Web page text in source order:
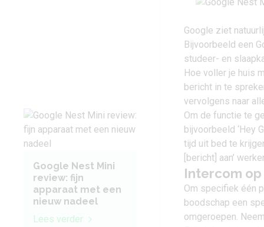
Google ziet
Bijvoorbeeld een
studeer- en
Hoe voller je huis
bericht in te
vervolgens naar
Google Nest Mini
review: fijn
apparaat met een
nieuw nadeel
Lees verder
Om de functie te
bijvoorbeeld ‘Hey
tijd uit bed te
[bericht] aan’
Intercom
Om specifiek één
boodschap een
omgeroepen.